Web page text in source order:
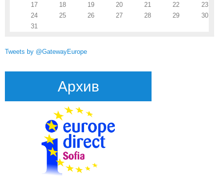
17
18 19 20 21 22
23
24
25 26 27 28 29
30
31
Tweets by @GatewayEurope
Архив